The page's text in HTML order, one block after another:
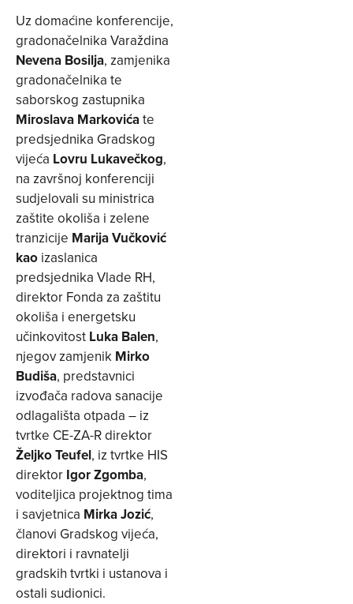
Uz domaćine konferencije,
gradonačelnika Varaždina
Nevena Bosilja, zamjenika
gradonačelnika te
saborskog zastupnika
Miroslava Markovićate
predsjednika Gradskog
vijeća Lovru Lukavečkog,
na završnoj konferenciji
sudjelovali su ministrica
zaštite okoliša i zelene
tranzicije Marija Vučković
kao izaslanica
predsjednika Vlade RH,
direktor Fonda za zaštitu
okoliša i energetsku
učinkovitost Luka Balen,
njegov zamjenik Mirko
Budiša, predstavnici
izvođača radova sanacije
odlagališta otpada – iz
tvrtke CE-ZA-R direktor
Željko Teufel, iz tvrtke HIS
direktor Igor Zgomba,
voditeljica projektnog tima
i savjetnica Mirka Jozić,
članovi Gradskog vijeća,
direktori i ravnatelji
gradskih tvrtki i ustanova i
ostali sudionici.